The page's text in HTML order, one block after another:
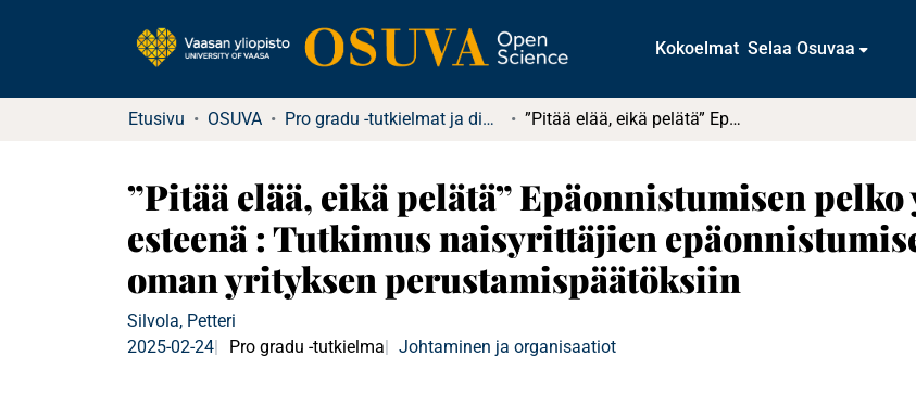
Kokoelmat Selaa Osuvaa
Etusivu OSUVA Pro gradu -tutkielmat ja diplomityöt ”Pitää elää, eikä pelätä” Epäonnistumisen pelko yrityksen perustamisen esteenä : Tutkimus naisyrittäjien epäonnistumisen pelon vaikutuksesta oman yrityksen perustamispäätöksiin
”Pitää elää, eikä pelätä” Epäonnistumisen
esteenä : Tutkimus naisyrittäjien
oman yrityksen perustamispäätöksiin
Silvola, Petteri
2025-02-24
Pro gradu -tutkielma Johtaminen ja organisaatiot